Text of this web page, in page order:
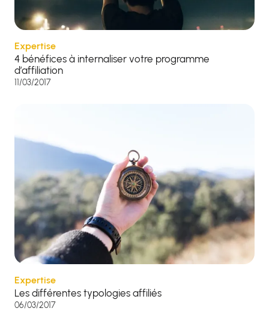
Expertise
4 bénéfices à internaliser votre programme
d’affiliation
11/03/2017
Expertise
Les différentes typologies affiliés
06/03/2017